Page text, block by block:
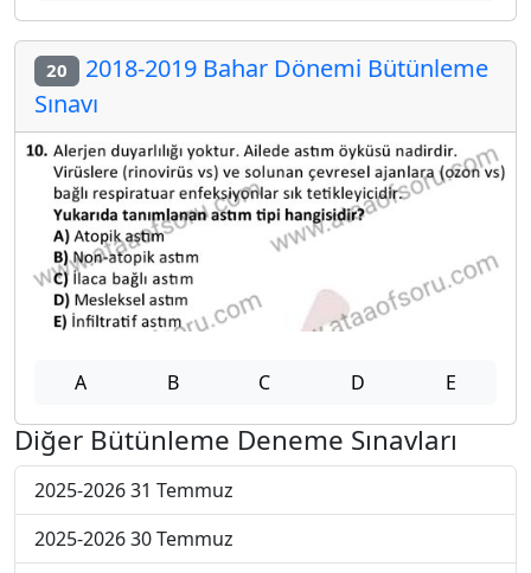
20 2018-2019 Bahar Dönemi Bütünleme
Sınavı
A B C D E
Diğer Bütünleme Deneme Sınavları
2025-2026 31 Temmuz
2025-2026 30 Temmuz